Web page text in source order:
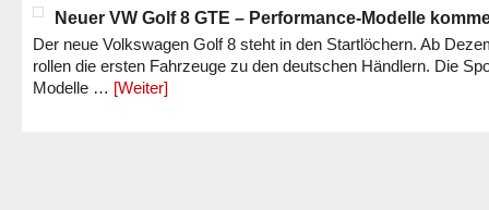
Neuer VW Golf 8 GTE – Performance-Modelle
Der neue Volkswagen Golf 8 steht in den Startlöchern. Ab
rollen die ersten Fahrzeuge zu den deutschen Händlern. Die
Modelle … [Weiter]